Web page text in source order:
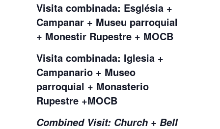
Visita combinada: Església +
Campanar + Museu parroquial
+ Monestir Rupestre + MOCB
Visita combinada: Iglesia +
Campanario + Museo
parroquial + Monasterio
Rupestre +MOCB
Combined Visit: Church + Bell